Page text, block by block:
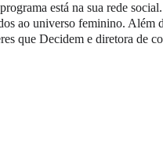
está na sua rede
ao universo feminino. Além
que Decidem e diretora de